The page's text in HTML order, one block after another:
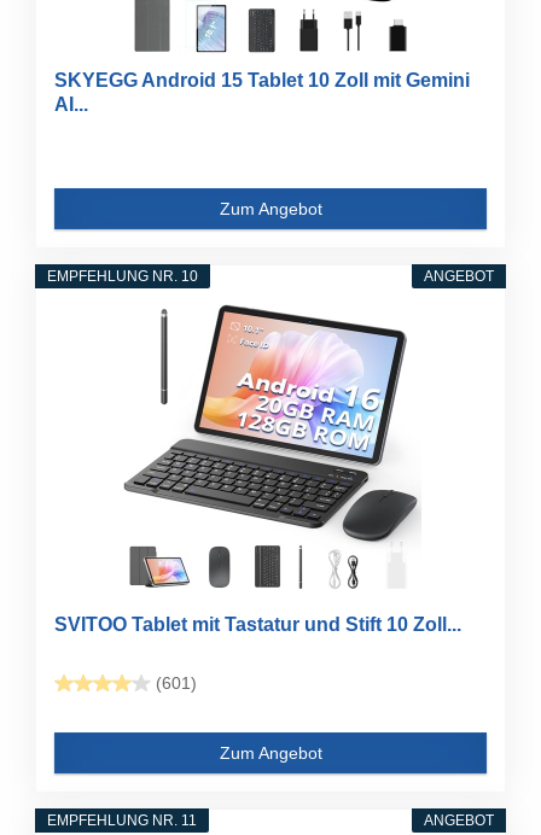
SKYEGG Android 15 Tablet 10 Zoll mit Gemini
AI...
Zum Angebot
ANGEBOT
EMPFEHLUNG NR. 10
SVITOO Tablet mit Tastatur und Stift 10 Zoll...
(601)
Zum Angebot
ANGEBOT
EMPFEHLUNG NR. 11